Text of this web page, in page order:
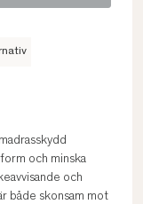
och minska
och
både skonsam mot